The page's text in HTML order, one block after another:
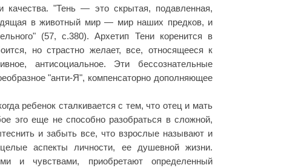
качества. "Тень — это скрытая, подавленная,
в животный мир — мир наших предков, и
(57, с.380). Архетип Тени коренится в
но страстно желает, все, относящееся к
антисоциальное. Эти бессознательные
"анти-Я", компенсаторно дополняющее
ребенок сталкивается с тем, что отец и мать
эго еще не способно разобраться в сложной,
и забыть все, что взрослые называют и
аспекты личности, ее душевной жизни.
и чувствами, приобретают определенный